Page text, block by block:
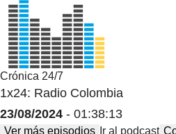
Crónica 24/7
1x24: Radio Colombia
23/08/2024 - 01:38:13
Ver más episodios Ir al podcast